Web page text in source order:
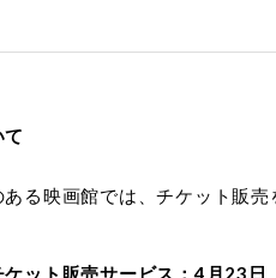
る映画館では、チケット販売
ケット販売サービス：4月23